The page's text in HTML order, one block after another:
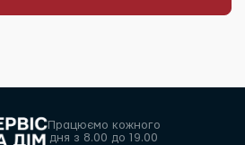
Працюємо кожного
дня з 8.00 до 19.00